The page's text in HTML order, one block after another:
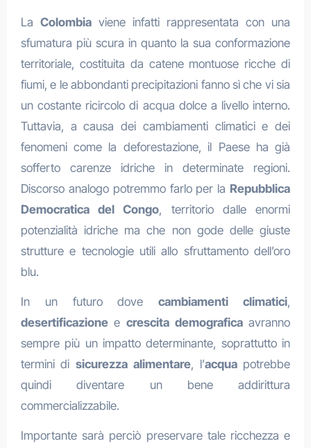
La Colombiaviene infatti rappresentata con una
sfumatura più scura in quanto la sua conformazione
territoriale, costituita da catene montuose ricche di
fiumi, e le abbondanti precipitazioni fanno sì che vi sia
un costante ricircolo di acqua dolce a livello interno.
Tuttavia, a causa dei cambiamenti climatici e dei
fenomeni come la deforestazione, il Paese ha già
sofferto carenze idriche in determinate regioni.
Discorso analogo potremmo farlo per laRepubblica
Democratica del Congo, territorio dalle enormi
potenzialità idriche ma che non gode delle giuste
strutture e tecnologie utili allo sfruttamento dell’oro
blu.
In un futuro dovecambiamenti climatici,
desertificazionee crescita demograficaavranno
sempre più un impatto determinante, soprattutto in
termini disicurezza alimentare, l’acquapotrebbe
quindi diventare un bene addirittura
commercializzabile.
Importante sarà perciò preservare tale ricchezza e